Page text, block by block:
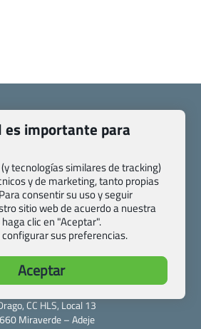
y otras disposiciones específicas
Registro de agencias
Condiciones generales
y cookies
Transparencia
las páginas – sitemap
Viajes.com
CC HLS, Local 13
Miraverde – Adeje
es importante para
tecnologías similares de tracking)
y de marketing, tanto propias
consentir su uso y seguir
sitio web de acuerdo a nuestra
haga clic en "Aceptar".
sus preferencias.
Aceptar